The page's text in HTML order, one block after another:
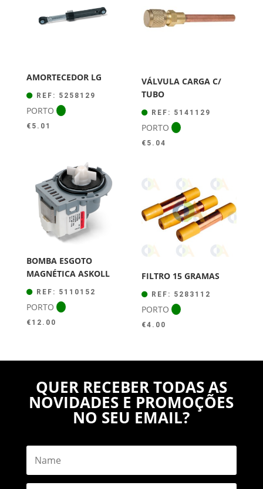
AMORTECEDOR LG
REF: 5258129
PORTO
€ 5.01
VÁLVULA CARGA C/
TUBO
REF: 5141129
PORTO
€ 5.04
BOMBA ESGOTO
MAGNÉTICA ASKOLL
REF: 5110152
PORTO
€ 12.00
FILTRO 15 GRAMAS
REF: 5283112
PORTO
€4.00
QUER RECEBER TODAS AS
NOVIDADES E PROMOÇÕES
NO SEU EMAIL?